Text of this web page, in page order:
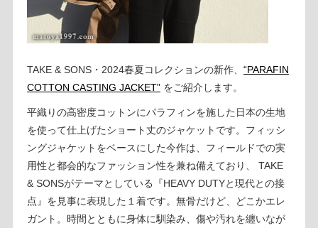
TAKE & SONS・2024春夏コレクションの新作、 “PARAFIN
COTTON CASTING JACKET”をご紹介します。
平織りの高密度コットンにパラフィンを施した日本の生地
を使って仕上げたショート丈のジャケットです。フィッシ
ングジャケットをベースにした今作は、フィールドでの実
用性と都会的なファッション性を兼ね備えており、 TAKE
& SONSがテーマとしている『HEAVY DUTYと現代との接
点』を見事に表現した１着です。無骨だけど、どこかエレ
ガント。時間とともに身体に馴染み、傷や汚れを纏いなが